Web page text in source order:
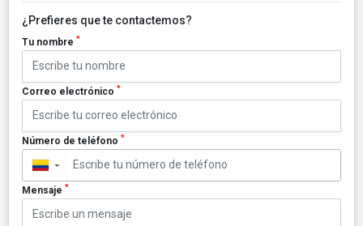
¿Prefieres que te contactemos?
Tu nombre *
Correo electrónico *
Número de teléfono *
▼
Mensaje *